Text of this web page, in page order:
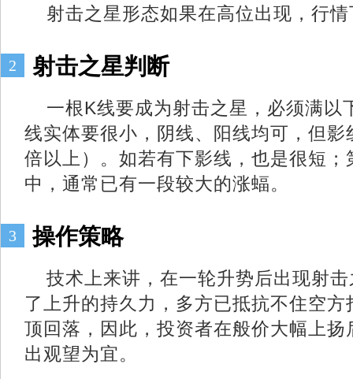
射击之星形态如果在高位出现，行
2 射击之星判断
一根K线要成为射击之星，必须满以
线实体要很小，阴线、阳线均可，但
倍以上）。如若有下影线，也是很短
中，通常已有一段较大的涨蝠。
3 操作策略
技术上来讲，在一轮升势后出现射
了上升的持久力，多方已抵抗不住空
顶回落，因此，投资者在般价大幅上
出观望为宜。